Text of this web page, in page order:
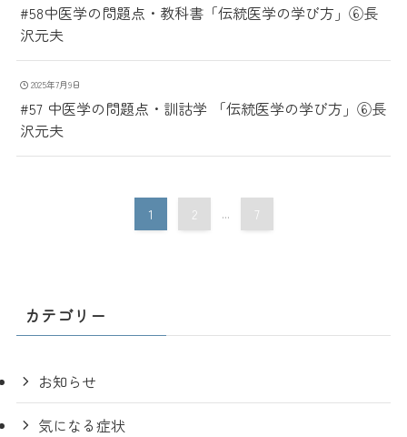
#58中医学の問題点・教科書「伝統医学の学び方」⑥長
沢元夫
2025年7月9日
#57 中医学の問題点・訓詁学 「伝統医学の学び方」⑥長
沢元夫
1 2 ... 7
カテゴリー
お知らせ
気になる症状